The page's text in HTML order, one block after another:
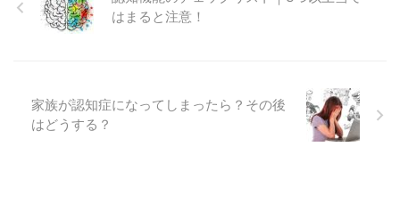
はまると注意！
家族が認知症になってしまったら？その後
はどうする？